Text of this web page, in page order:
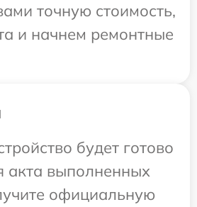
точную стоимость,
и начнем ремонтные
будет готово
акта выполненных
официальную